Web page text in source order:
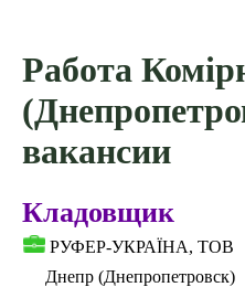
Работа
вакансии
Кладовщик
РУФЕР-УКРАЇНА, ТОВ
Днепр (Днепропетровск)